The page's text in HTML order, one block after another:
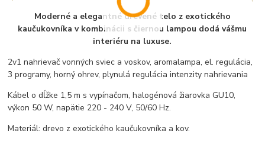
Moderné a elegantné drevené telo z exotického
kaučukovníka v kombinácii s čiernou lampou dodá vášmu
interiéru na luxuse.
2v1 nahrievač vonných sviec a voskov, aromalampa, el. regulácia,
3 programy, horný ohrev, plynulá regulácia intenzity nahrievania
Kábel o dĺžke 1,5 m s vypínačom, halogénová žiarovka GU10,
výkon 50 W, napätie 220 - 240 V, 50/60 Hz.
Materiál: drevo z exotického kaučukovníka a kov.